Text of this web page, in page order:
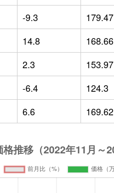
-9.3 179.47
14.8 168.66
2.3 153.97
-6.4 124.3
6.6 169.62